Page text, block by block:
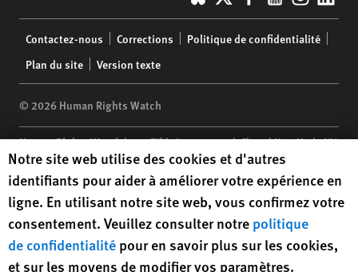
menu
Contactez-nous Corrections
Politique de confidentialité
Plan du site
Version texte
© 2026 Human Rights Watch
Human Rights Watch| 350 Fifth Avenue, 34th Floor | New York,NY
10118-3299USA |t1.212.290.4700
Human Rights Watchis a 501(C)(3) nonprofit registered in the US
under EIN: 13-2875808
Human Rights Watch cookie preferences
Notre site web utilise des cookies et d'autres
identifiants pour aider à améliorer votre expérience en
ligne. En utilisant notre site web, vous confirmez votre
consentement. Veuillez consulter notre politique
de confidentialité pour en savoir plus sur les cookies,
et sur les moyens de modifier vos paramètres.